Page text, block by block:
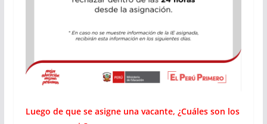
Luego de que se asigne una vacante, ¿Cuáles son los